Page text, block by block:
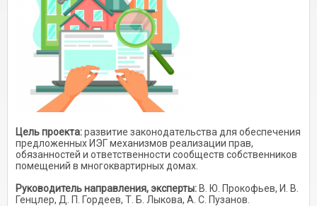
Цель проекта:развитие законодательства для обеспечения
предложенных ИЭГ механизмов реализации прав,
обязанностей и ответственности сообществ собственников
помещений в многоквартирных домах.
Руководитель направления, эксперты: В. Ю. Прокофьев, И. В.
Генцлер, Д. П. Гордеев, Т. Б. Лыкова, А. С. Пузанов.